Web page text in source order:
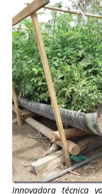
Innovadora técnica